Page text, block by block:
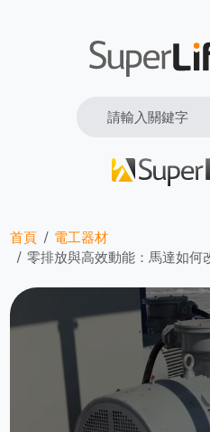
Search
首頁
電工器材
零排放與高效動能：馬達如何